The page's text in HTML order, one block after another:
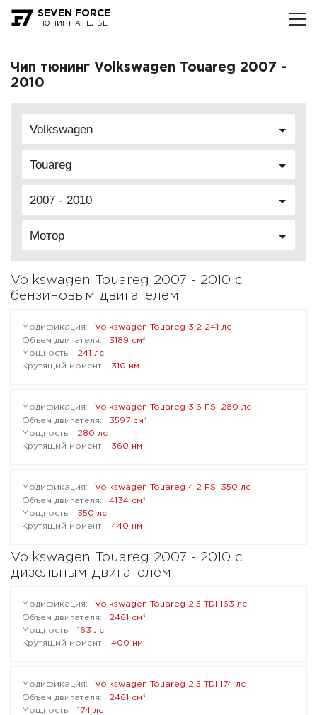
SEVEN FORCE
ТЮНИНГ АТЕЛЬЕ
Чип тюнинг Volkswagen Touareg 2007 -
2010
Volkswagen
Touareg
2007 - 2010
Мотор
Volkswagen Touareg 2007 - 2010 с
бензиновым двигателем
Volkswagen Touareg 3.2 241 лс
3189 см³
241 лс
310 нм
Volkswagen Touareg 3.6 FSI 280 лс
3597 см³
280 лс
360 нм
Volkswagen Touareg 4.2 FSI 350 лс
4134 см³
350 лс
440 нм
Volkswagen Touareg 2007 - 2010 с
дизельным двигателем
Volkswagen Touareg 2.5 TDI 163 лс
2461 см³
163 лс
400 нм
Volkswagen Touareg 2.5 TDI 174 лс
2461 см³
174 лс